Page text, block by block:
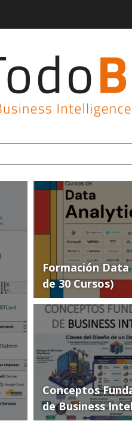
LA NUEVA PLATAFORMA
Formación Data
de 30 Cursos)
Conceptos
de Business